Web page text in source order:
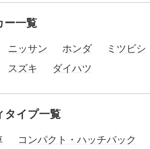
ー一覧
ニッサン ホンダ
ミツビシ
スズキ ダイハツ
タイプ一覧
コンパクト・ハッチバック